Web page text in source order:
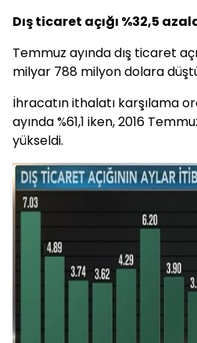
Dış ticaret açığı %32,5
Temmuz ayında dış ticaret
milyar 788 milyon dolara
İhracatın ithalatı karşılama
ayında %61,1 iken, 2016
yükseldi.